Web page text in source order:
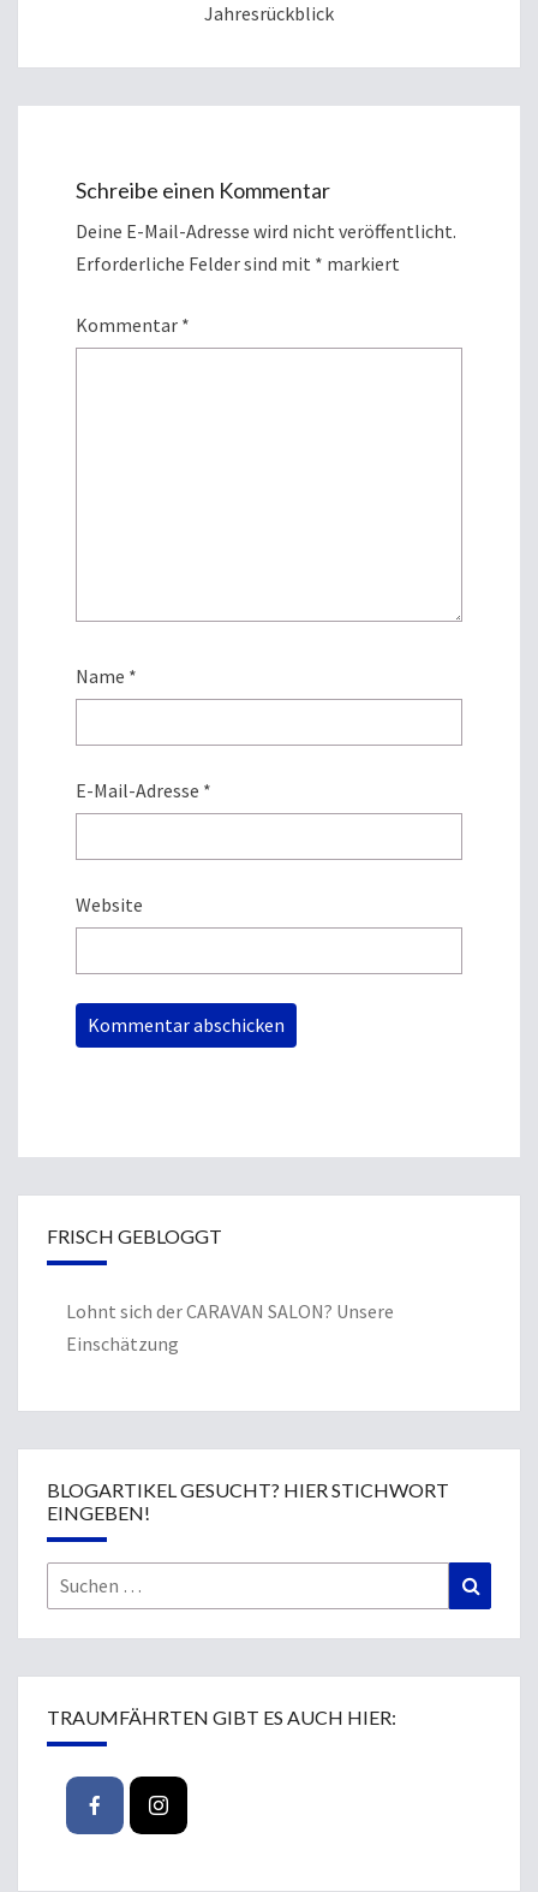
Jahresrückblick
Schreibe einen Kommentar
Deine E-Mail-Adresse wird nicht veröffentlicht.
Erforderliche Felder sind mit * markiert
Kommentar *
Name *
E-Mail-Adresse *
Website
FRISCH GEBLOGGT
Lohnt sich der CARAVAN SALON? Unsere
Einschätzung
BLOGARTIKEL GESUCHT? HIER STICHWORT
EINGEBEN!
Suchen
nach:
TRAUMFÄHRTEN GIBT ES AUCH HIER: